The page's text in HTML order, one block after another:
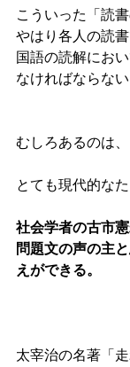
こういった「読
やはり各人の読書
国語の読解にお
なければならない
むしろあるのは、
とても現代的な
社会学者の古市憲
問題文の声の主
えができる。
太宰治の名著「